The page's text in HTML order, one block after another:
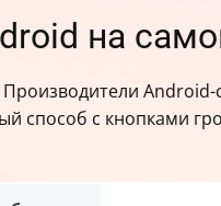
на
способ с кнопками